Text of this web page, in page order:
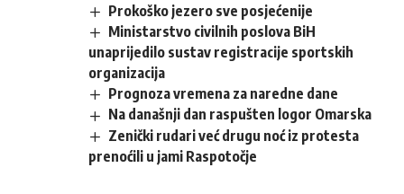
Prokoško jezero sve posjećenije
Ministarstvo civilnih poslova BiH
unaprijedilo sustav registracije sportskih
organizacija
Prognoza vremena za naredne dane
Na današnji dan raspušten logor Omarska
Zenički rudari već drugu noć iz protesta
prenoćili u jami Raspotočje